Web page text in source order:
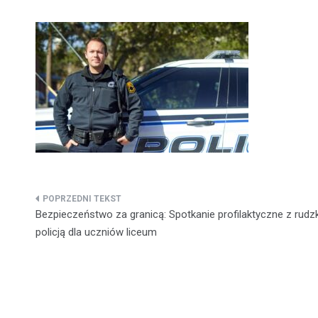
Nawigacja
wpisu
Bezpieczeństwo za granicą: Spotkanie profilaktyczne z
policją dla uczniów liceum